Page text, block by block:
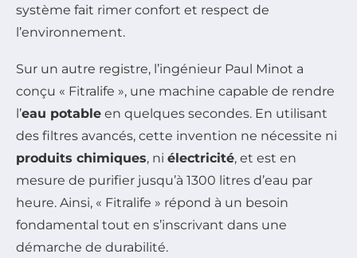
système fait rimer confort et respect de
l’environnement.
Sur un autre registre, l’ingénieur Paul Minot a
conçu « Fitralife », une machine capable de rendre
l’eau potable en quelques secondes. En utilisant
des filtres avancés, cette invention ne nécessite ni
produits chimiques, ni électricité, et est en
mesure de purifier jusqu’à 1300 litres d’eau par
heure. Ainsi, « Fitralife » répond à un besoin
fondamental tout en s’inscrivant dans une
démarche de durabilité.